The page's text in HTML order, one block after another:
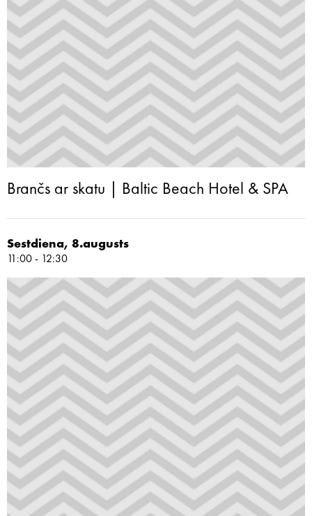
Brančs ar skatu | Baltic Beach Hotel & SPA
Sestdiena, 8.augusts
11:00 - 12:30